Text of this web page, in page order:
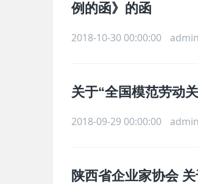
例的函》的函
2018-10-30 00:00:00 admin
关于“全国模范劳动
2018-09-29 00:00:00 admin
陕西省企业家协会